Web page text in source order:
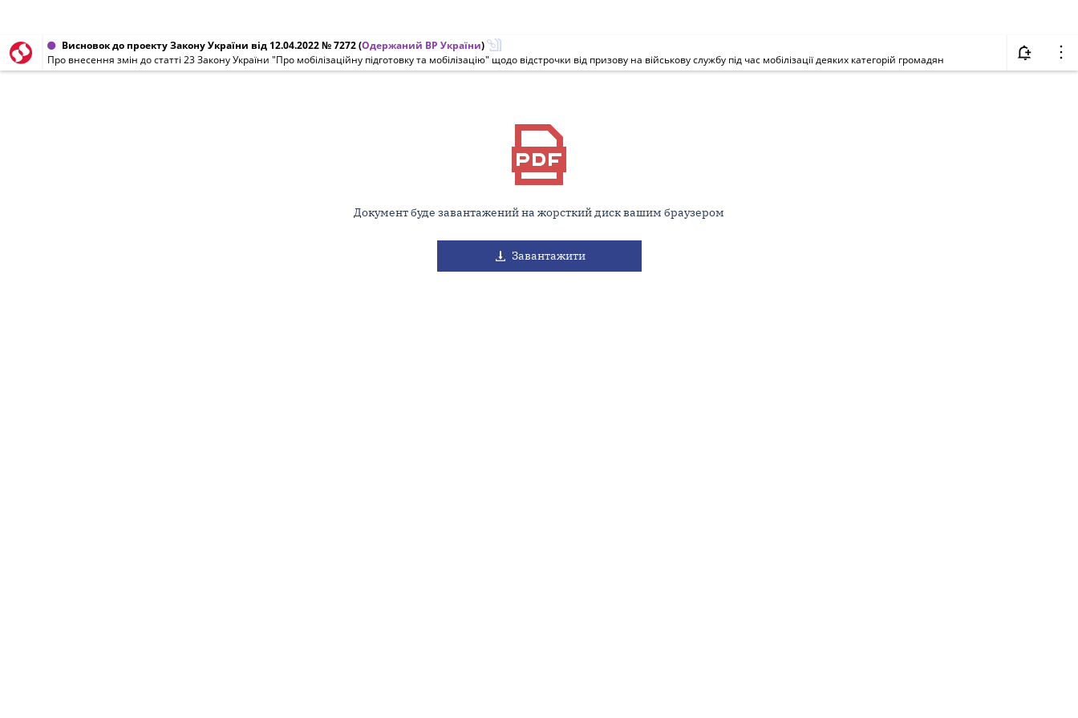
Висновок до проекту Закону України від 12.04.2022 № 7272(Одержаний ВР України)
Про внесення змін до статті 23 Закону України "Про мобілізаційну підготовку та мобілізацію" щодо відстрочки від призову на військову службу під час мобілізації деяких категорій громадян
Документ буде завантажений на жорсткий диск вашим браузером
Завантажити